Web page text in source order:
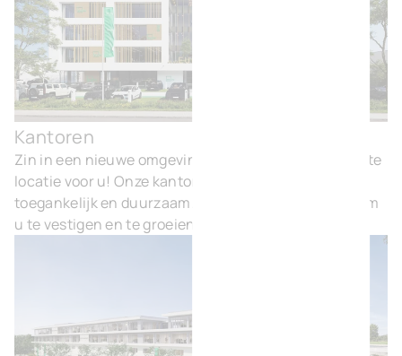
Kantoren
Zin in een nieuwe omgeving? BVI.EU heeft de perfecte
locatie voor u! Onze kantoren zijn comfortabel,
toegankelijk en duurzaam. Kortom, een ideale plek om
u te vestigen en te groeien.